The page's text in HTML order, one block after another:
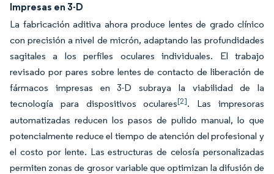
Impresas en 3-D
La fabricación aditiva ahora produce lentes de grado clínico
con precisión a nivel de micrón, adaptando las profundidades
sagitales a los perfiles oculares individuales. El trabajo
revisado por pares sobre lentes de contacto de liberación de
fármacos impresas en 3-D subraya la viabilidad de la
tecnología para dispositivos oculares[2]. Las impresoras
automatizadas reducen los pasos de pulido manual, lo que
potencialmente reduce el tiempo de atención del profesional y
el costo por lente. Las estructuras de celosía personalizadas
permiten zonas de grosor variable que optimizan la difusión de